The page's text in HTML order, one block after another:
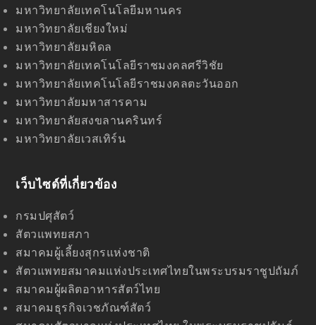
มหาวิทยาลัยเทคโนโลยีมหานคร
มหาวิทยาลัยเชียงใหม่
มหาวิทยาลัยมหิดล
มหาวิทยาลัยเทคโนโลยีราชมงคลศรีวิชัย
มหาวิทยาลัยเทคโนโลยีราชมงคลตะวันออก
มหาวิทยาลัยมหาสารคาม
มหาวิทยาลัยสงขลานครินทร์
มหาวิทยาลัยเวสเทิร์น
เว็บไซด์ที่เกี่ยวข้อง
กรมปศุสัตว์
สัตวแพทยสภา
สมาคมผู้เลี้ยงสุกรแห่งชาติ
สัตวแพทยสมาคมแห่งประเทศไทยในพระบรมราชูปถัมภ์
สมาคมผู้ผลิตอาหารสัตว์ไทย
สมาคมธุรกิจเวชภัณฑ์สัตว์